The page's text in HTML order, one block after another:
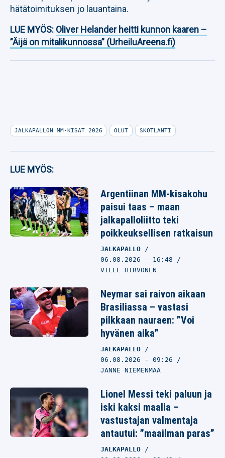
hätätoimituksen jo lauantaina.
LUE MYÖS: Oliver Helander heitti kunnon kaaren –
”Äijä on mitalikunnossa” (UrheiluAreena.fi)
JALKAPALLON MM-KISAT 2026 OLUT SKOTLANTI
LUE MYÖS:
Argentiinan MM-kisakohu
paisui taas – maan
jalkapalloliitto teki
poikkeuksellisen ratkaisun
JALKAPALLO
06.08.2026 - 16:48
VILLE HIRVONEN
Neymar sai raivon aikaan
Brasiliassa – vastasi
pilkkaan nauraen: ”Voi
hyvänen aika”
JALKAPALLO
06.08.2026 - 09:26
JANNE NIEMENMAA
Lionel Messi teki paluun ja
iski kaksi maalia –
vastustajan valmentaja
antautui: ”maailman paras”
JALKAPALLO